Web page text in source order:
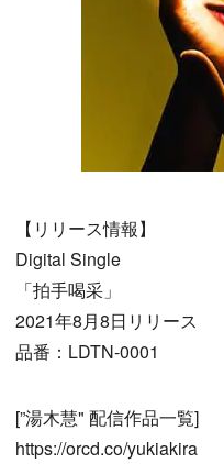
【リリース情報】
Digital Single
「拍手喝采」
2021年8月8日リリース
品番：LDTN-0001
[”湯木慧" 配信作品一覧]
https://orcd.co/yukiakira